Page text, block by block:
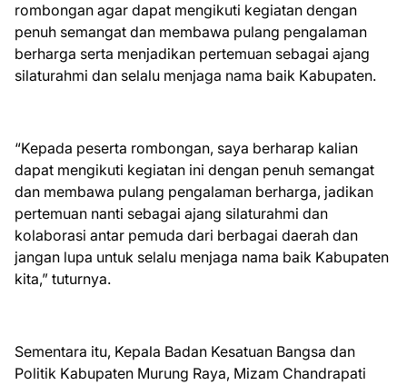
rombongan agar dapat mengikuti kegiatan dengan
penuh semangat dan membawa pulang pengalaman
berharga serta menjadikan pertemuan sebagai ajang
silaturahmi dan selalu menjaga nama baik Kabupaten.
“Kepada peserta rombongan, saya berharap kalian
dapat mengikuti kegiatan ini dengan penuh semangat
dan membawa pulang pengalaman berharga, jadikan
pertemuan nanti sebagai ajang silaturahmi dan
kolaborasi antar pemuda dari berbagai daerah dan
jangan lupa untuk selalu menjaga nama baik Kabupaten
kita,” tuturnya.
Sementara itu, Kepala Badan Kesatuan Bangsa dan
Politik Kabupaten Murung Raya, Mizam Chandrapati